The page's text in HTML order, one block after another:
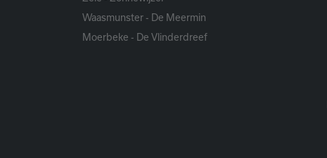
Waasmunster - De Meermin
Moerbeke - De Vlinderdreef